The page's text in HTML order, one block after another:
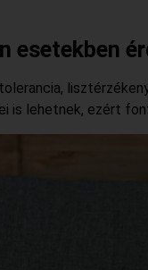
esetekben
is lehetnek, ezért